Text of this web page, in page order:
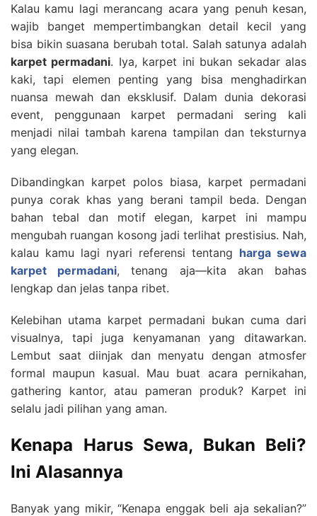
Kalau kamu lagi merancang acara yang penuh kesan,
wajib banget mempertimbangkan detail kecil yang
bisa bikin suasana berubah total. Salah satunya adalah
karpet permadani. Iya, karpet ini bukan sekadar alas
kaki, tapi elemen penting yang bisa menghadirkan
nuansa mewah dan eksklusif. Dalam dunia dekorasi
event, penggunaan karpet permadani sering kali
menjadi nilai tambah karena tampilan dan teksturnya
yang elegan.
Dibandingkan karpet polos biasa, karpet permadani
punya corak khas yang berani tampil beda. Dengan
bahan tebal dan motif elegan, karpet ini mampu
mengubah ruangan kosong jadi terlihat prestisius. Nah,
kalau kamu lagi nyari referensi tentang harga sewa
karpet permadani, tenang aja—kita akan bahas
lengkap dan jelas tanpa ribet.
Kelebihan utama karpet permadani bukan cuma dari
visualnya, tapi juga kenyamanan yang ditawarkan.
Lembut saat diinjak dan menyatu dengan atmosfer
formal maupun kasual. Mau buat acara pernikahan,
gathering kantor, atau pameran produk? Karpet ini
selalu jadi pilihan yang aman.
Kenapa Harus Sewa, Bukan Beli?
Ini Alasannya
Banyak yang mikir, “Kenapa enggak beli aja sekalian?”